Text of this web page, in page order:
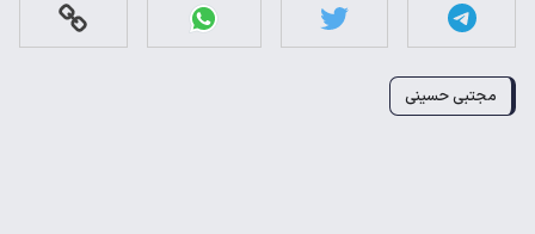
مجتبی حسینی